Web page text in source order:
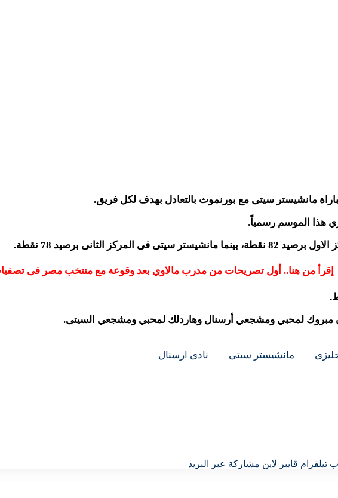
مانشيستر سيتى مع بورنموث بالتعادل بهدف لكل فريق.
هذا الموسم رسمياً.
الثانى برصيد 78 نقطة.
إقرأ من هنا.. أول تصريحات من مدرب مالاوي بعد وقوعة مع منتخب مصر فى
مبروك لمحبي ومشجعي أرسنال وهاردلك لمحبي ومشجعي السيتى.
مانشيستر سيتى نادى ارسنال
تيلقرام ڤايبر لاين مشاركة عبر البريد